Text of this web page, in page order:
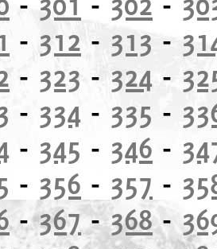
- 312- 313 -
- 323 - 324 -
- 334 - 335 -
- 345 - 346 -
- 356 - 357 -
-367-368-